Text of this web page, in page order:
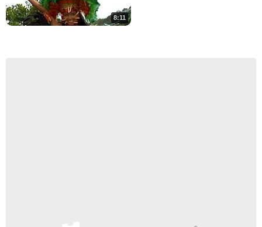
8:11